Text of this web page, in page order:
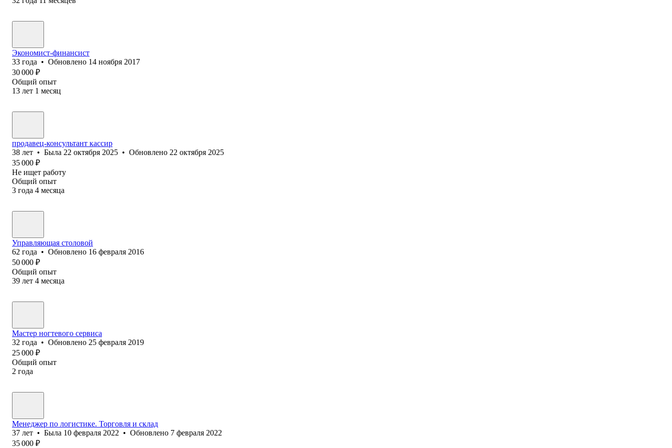
Экономист-финансист
33 года • Обновлено 14 ноября 2017
30 000 ₽
Общий опыт
13 лет 1 месяц
продавец-консультант кассир
38 лет • Была 22 октября 2025 • Обновлено 22 октября 2025
35 000 ₽
Не ищет работу
Общий опыт
3 года 4 месяца
Управляющая столовой
62 года • Обновлено 16 февраля 2016
50 000 ₽
Общий опыт
39 лет 4 месяца
Мастер ногтевого сервиса
32 года • Обновлено 25 февраля 2019
25 000 ₽
Общий опыт
2 года
Менеджер по логистике. Торговля и склад
37 лет • Была 10 февраля 2022 • Обновлено 7 февраля 2022
35 000 ₽